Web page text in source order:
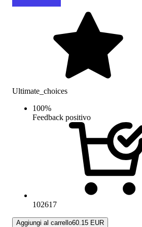
Ultimate_choices
100%
Feedback positivo
102617
Aggiungi al carrello60.15 EUR